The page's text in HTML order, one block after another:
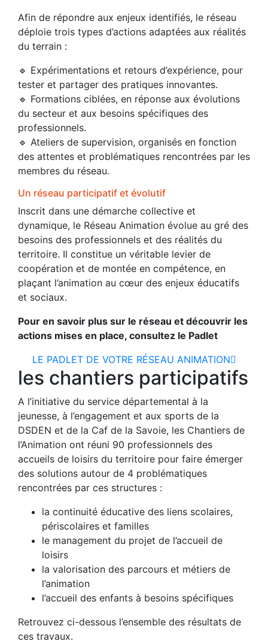
Afin de répondre aux enjeux identifiés, le réseau
déploie trois types d’actions adaptées aux réalités
du terrain :
🔹 Expérimentations et retours d’expérience, pour
tester et partager des pratiques innovantes.
🔹 Formations ciblées, en réponse aux évolutions
du secteur et aux besoins spécifiques des
professionnels.
🔹 Ateliers de supervision, organisés en fonction
des attentes et problématiques rencontrées par les
membres du réseau.
Un réseau participatif et évolutif
Inscrit dans une démarche collective et
dynamique, le Réseau Animation évolue au gré des
besoins des professionnels et des réalités du
territoire. Il constitue un véritable levier de
coopération et de montée en compétence, en
plaçant l’animation au cœur des enjeux éducatifs
et sociaux.
Pour en savoir plus sur le réseau et découvrir les
actions mises en place, consultez le Padlet
LE PADLET DE VOTRE RÉSEAU ANIMATION
les chantiers participatifs
A l’initiative du service départemental à la
jeunesse, à l’engagement et aux sports de la
DSDEN et de la Caf de la Savoie, les Chantiers de
l’Animation ont réuni 90 professionnels des
accueils de loisirs du territoire pour faire émerger
des solutions autour de 4 problématiques
rencontrées par ces structures :
la continuité éducative des liens scolaires,
périscolaires et familles
le management du projet de l’accueil de
loisirs
la valorisation des parcours et métiers de
l’animation
l’accueil des enfants à besoins spécifiques
Retrouvez ci-dessous l’ensemble des résultats de
ces travaux.